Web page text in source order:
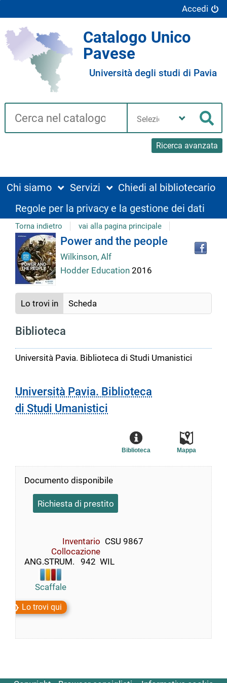
Accedi
Catalogo Unico
Pavese
Università degli studi di Pavia
Cerca su "Catalogo"
Ricerca avanzata
biblioteca
Chi siamo Servizi
Chiedi al bibliotecario
Regole per la privacy e la gestione dei dati
Torna indietro vai alla pagina principale
Dettaglio
del
documento
Power and the people
Wilkinson, Alf
Hodder Education 2016
Lo trovi in Scheda
Biblioteca
Università Pavia. Biblioteca di Studi Umanistici
Università Pavia. Biblioteca
di Studi Umanistici
Mappa
Biblioteca
Documento disponibile
Richiesta di prestito
Inventario CSU 9867
Collocazione
ANG.STRUM.   942  WIL
Scaffale
Lo trovi qui